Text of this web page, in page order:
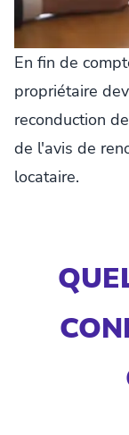
En fin de
propriétaire
reconduction
de l'avis de
locataire.